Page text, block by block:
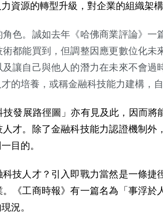
資源的轉型升級，對企業的組織架
色。誠如去年《哈佛商業評論》
都能買到，但調整因應更數位化
讓自己與他人的潛力在未來不會
的培養，或稱金融科技能力建構，
發展路徑圖」亦有見及此，因而
才。除了金融科技能力認證機制
目的。
技人才？引入即戰力當然是一條
《工商時報》有一篇名為「事浮
況。